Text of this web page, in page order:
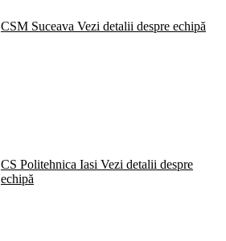
CSM Suceava Vezi detalii despre echipă
CS Politehnica Iasi Vezi detalii despre
echipă